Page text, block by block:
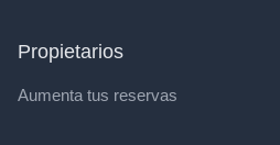
Propietarios
Aumenta tus reservas